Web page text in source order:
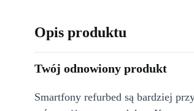
Opis produktu
Twój odnowiony produkt
Smartfony refurbed są bardziej